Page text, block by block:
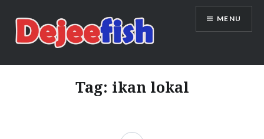
content
DEJEEFISH | PRODUSEN BENIH
IKAN BERKUALITAS INDONESIA
MENU
Tag: ikan lokal